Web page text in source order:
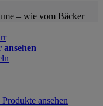
– wie vom Bäcker
ansehen